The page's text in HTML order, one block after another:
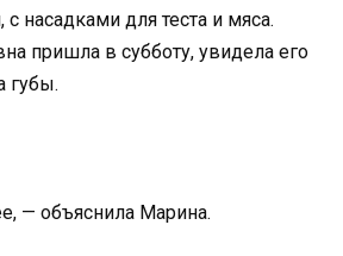
насадками для теста и мяса.
пришла в субботу, увидела его
губы.
— объяснила Марина.